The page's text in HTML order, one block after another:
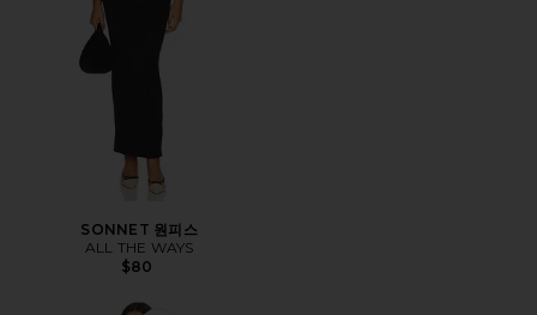
SONNET 원피스
ALL THE WAYS
$80